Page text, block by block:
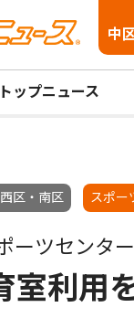
中
トップニュース
区・南区 スポー
ーツセンター
室利用